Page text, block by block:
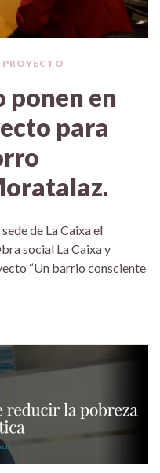
PROYECTO
ponen en
para
de La Caixa el
social La Caixa y
“Un barrio consciente